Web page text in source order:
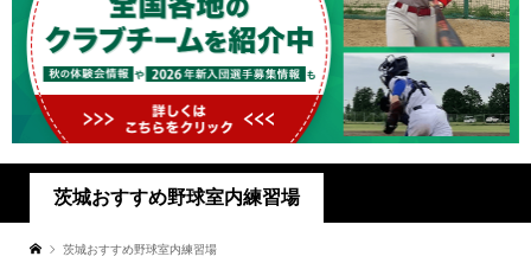
茨城おすすめ野球室内練習場
茨城おすすめ野球室内練習場